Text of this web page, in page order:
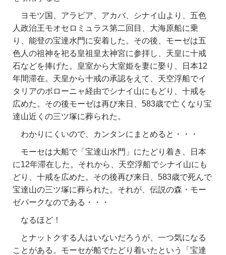
ヨモツ国、アラビア、アカバ、シナイ山より、五色
人政治王モオセロミュラス第二回目、大海原船に乗
り、能登の宝達水門に安着した。その後、モーゼは五
色人の祖神を祀る皇祖皇太神宮に参拝し、天皇に十戒
石などを捧げた。皇室から大室姫を妻に娶り、日本12
年間滞在。天皇から十戒の承認をえて、天空浮船でイ
タリアのボローニャ経由でシナイ山にもどり、十戒を
広めた。その後モーゼは再び来日、583歳で亡くなり宝
達山近くの三ツ塚に葬られた。
わかりにくいので、カンタンにまとめると・・・
モーセは大船で「宝達山水門」にたどり着き、日本
に12年滞在した。それから、天空浮船でシナイ山にも
どり、十戒を広めた。その後再び来日、583歳で死んで
宝達山の三ツ塚に葬られた。それが、伝説の森・モー
ゼパークなのである・・・
なるほど！
とナットクする人はいないだろうが、一つ気になる
ことがある。モーセが船でたどり着いたという「宝達